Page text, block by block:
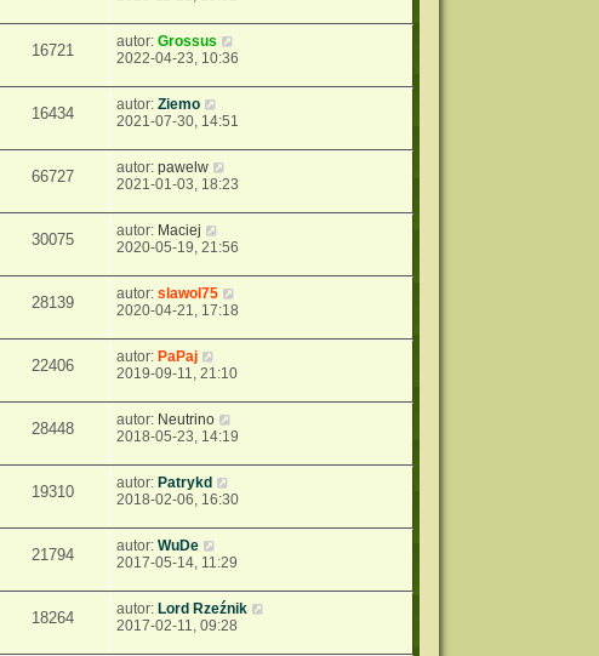
16721 autor:Grossus
2022-04-23, 10:36
16434 autor:Ziemo
2021-07-30, 14:51
66727 autor:pawelw
2021-01-03, 18:23
30075 autor: Maciej
2020-05-19, 21:56
28139 autor:slawol75
2020-04-21, 17:18
22406 autor:PaPaj
2019-09-11, 21:10
28448 autor: Neutrino
2018-05-23, 14:19
19310 autor:Patrykd
2018-02-06, 16:30
21794 autor:WuDe
2017-05-14, 11:29
18264 autor:Lord Rzeźnik
2017-02-11, 09:28